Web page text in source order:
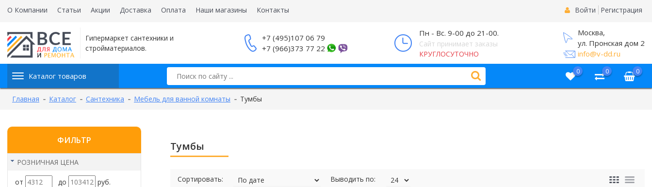
О Компании Статьи Акции Доставка Оплата Наши магазины Контакты Войти Регистрация
Гипермаркет сантехники и
стройматериалов.
+7 (495)107 06 79
+7 (966)373 77 22
Пн - Вс. 9-00 до 21-00.
Сайт принимает заказы
КРУГЛОСУТОЧНО
Москва,
ул. Пронская дом 2
info@v-dd.ru
Каталог товаров 0 0 0
Главная Каталог Сантехника Мебель для ванной комнаты Тумбы
ФИЛЬТР
РОЗНИЧНАЯ ЦЕНА
от до руб.
Тумбы
Сортировать: Выводить по: